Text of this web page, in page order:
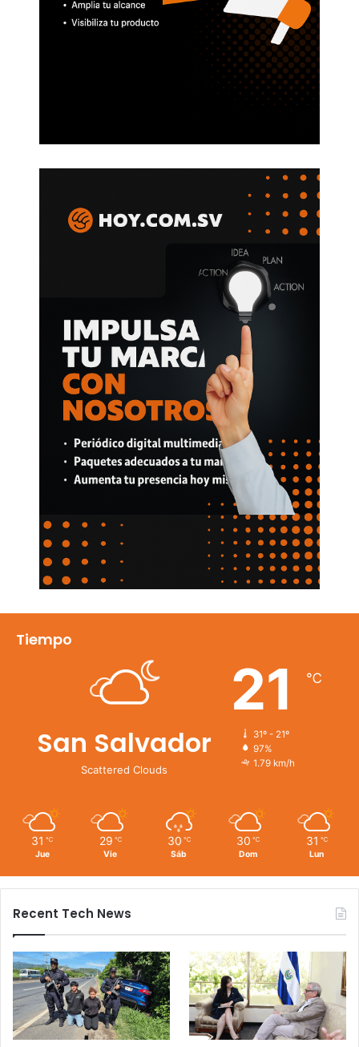
Tiempo
San Salvador
Scattered Clouds
21 ℃
31º - 21º
97%
1.79 km/h
31 ℃
Jue
29 ℃
Vie
30 ℃
Sáb
30 ℃
Dom
31 ℃
Lun
Recent Tech News